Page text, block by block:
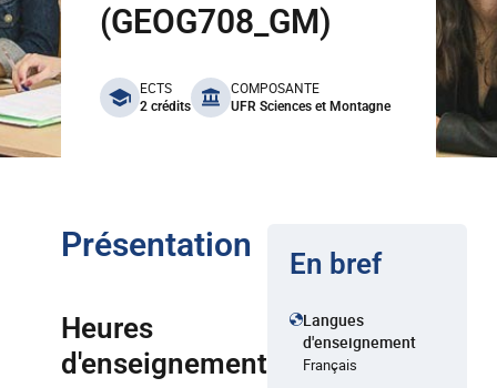
(GEOG708_GM)
benefits
ECTS
2 crédits
COMPOSANTE
UFR Sciences et Montagne
Présentation
Heures
d'enseignement
En bref
Langues
d'enseignement
Français